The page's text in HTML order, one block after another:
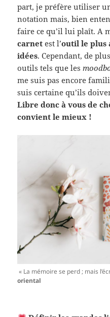
part, je préfère utiliser
notation mais, bien
faire ce qu’il lui plaît. A
carnet est l’outil le plus
idées. Cependant, de
outils tels que les
me suis pas encore
suis certaine qu’ils
Libre donc à vous de
convient le mieux !
« La mémoire se perd ; mais
oriental